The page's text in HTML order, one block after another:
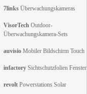
7links Überwachungskameras
VisorTech Outdoor-
Überwachungskamera-Sets
auvisio Mobiler Bildschirm Touch
infactory Sichtschutzfolien Fenster
revolt Powerstations Solar